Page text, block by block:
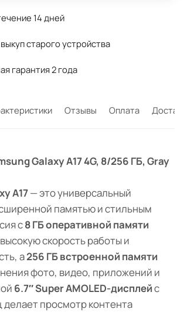
14 дней
старого устройства
гарантия 2 года
Отзывы Оплата
Galaxy A17 4G, 8/256 ГБ, Gray
A17— это универсальный
памятью и стильным
с8 ГБ оперативной памяти
скорость работы и
а256 ГБ встроенной памяти
фото, видео, приложений и
6.7″ Super AMOLED-дисплейс
делает просмотр контента